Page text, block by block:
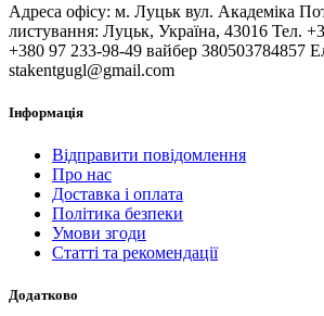
Адреса офісу: м. Луцьк вул. Академіка
листування: Луцьк, Україна, 43016 Тел.
+380 97 233-98-49 вайбер 380503784857
stakentgugl@gmail.com
Інформація
Відправити повідомлення
Про нас
Доставка і оплата
Політика безпеки
Умови згоди
Статті та рекомендації
Додатково